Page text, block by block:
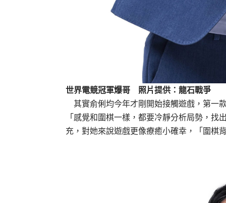
世界電競冠軍爆哥 照片提供：龍石戰爭
其實俞俐均今年才剛開始接觸遊戲，第一
「感覺和圍棋一樣，都要冷靜分析局勢，
充，對她來說遊戲更像療癒小確幸，「圍棋